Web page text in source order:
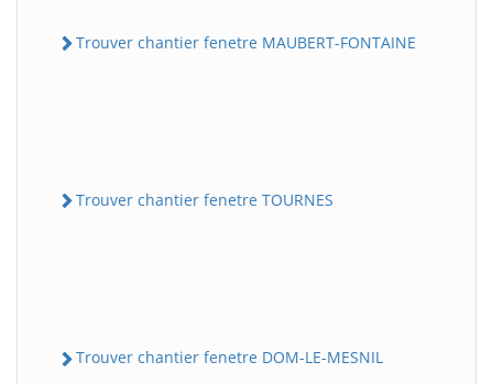
Trouver chantier fenetre MAUBERT-FONTAINE
Trouver chantier fenetre TOURNES
Trouver chantier fenetre DOM-LE-MESNIL